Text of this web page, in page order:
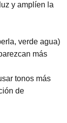
y amplíen la
verde agua)
más
tonos más
de